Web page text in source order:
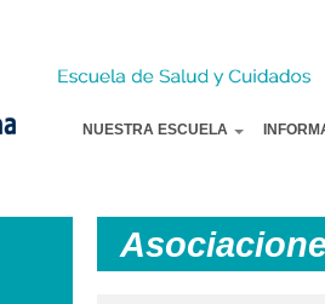
NUESTRA ESCUELA